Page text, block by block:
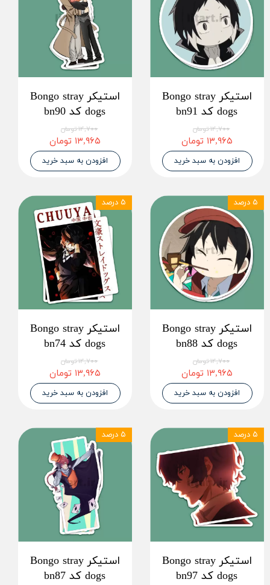
استیکر Bongo stray
dogs کد bn91
۱۴,۷۰۰ تومان
۱۳,۹۶۵ تومان
افزودن به سبد خرید
استیکر Bongo stray
dogs کد bn90
۱۴,۷۰۰ تومان
۱۳,۹۶۵ تومان
افزودن به سبد خرید
استیکر Bongo stray
dogs کد bn88
۱۴,۷۰۰ تومان
۱۳,۹۶۵ تومان
افزودن به سبد خرید
۵ درصد
استیکر Bongo stray
dogs کد bn74
۱۴,۷۰۰ تومان
۱۳,۹۶۵ تومان
افزودن به سبد خرید
۵ درصد
استیکر Bongo stray
dogs کد bn97
۵ درصد
استیکر Bongo stray
dogs کد bn87
۵ درصد